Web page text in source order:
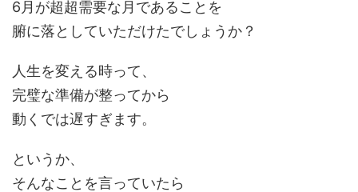
6月が超超需要な月であることを
腑に落としていただけたでしょうか？
人生を変える時って、
完璧な準備が整ってから
動くでは遅すぎます。
というか、
そんなことを言っていたら